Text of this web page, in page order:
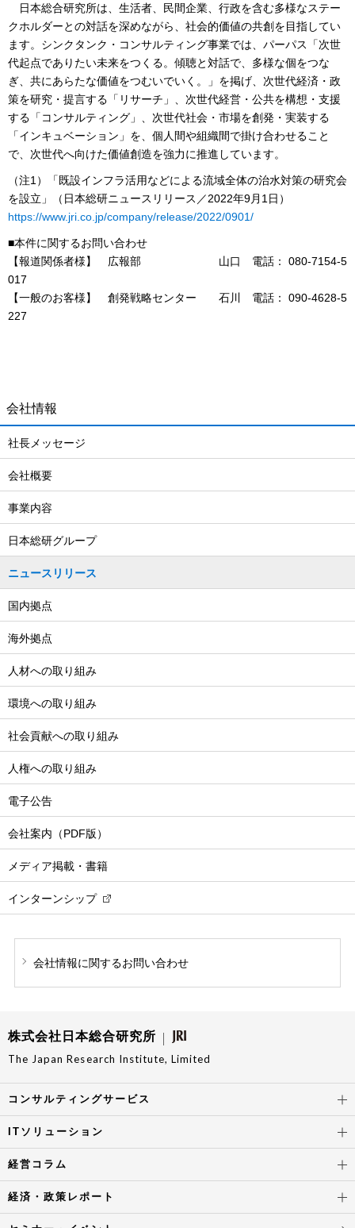
日本総合研究所は、生活者、民間企業、行政を含む多様なステー
クホルダーとの対話を深めながら、社会的価値の共創を目指してい
ます。シンクタンク・コンサルティング事業では、パーパス「次世
代起点でありたい未来をつくる。傾聴と対話で、多様な個をつな
ぎ、共にあらたな価値をつむいでいく。」を掲げ、次世代経済・政
策を研究・提言する「リサーチ」、次世代経営・公共を構想・支援
する「コンサルティング」、次世代社会・市場を創発・実装する
「インキュベーション」を、個人間や組織間で掛け合わせること
で、次世代へ向けた価値創造を強力に推進しています。
（注1）「既設インフラ活用などによる流域全体の治水対策の研究会
を設立」（日本総研ニュースリリース／2022年9月1日）
https://www.jri.co.jp/company/release/2022/0901/
■本件に関するお問い合わせ
【報道関係者様】 広報部 山口 電話： 080-7154-5
017
【一般のお客様】 創発戦略センター 石川 電話： 090-4628-5
227
会社情報
社長メッセージ
会社概要
事業内容
日本総研グループ
ニュースリリース
国内拠点
海外拠点
人材への取り組み
環境への取り組み
社会貢献への取り組み
人権への取り組み
電子公告
会社案内（PDF版）
メディア掲載・書籍
インターンシップ
会社情報に関するお問い合わせ
株式会社日本総合研究所
The Japan Research Institute, Limited
コンサルティングサービス
ITソリューション
経営コラム
経済・政策レポート